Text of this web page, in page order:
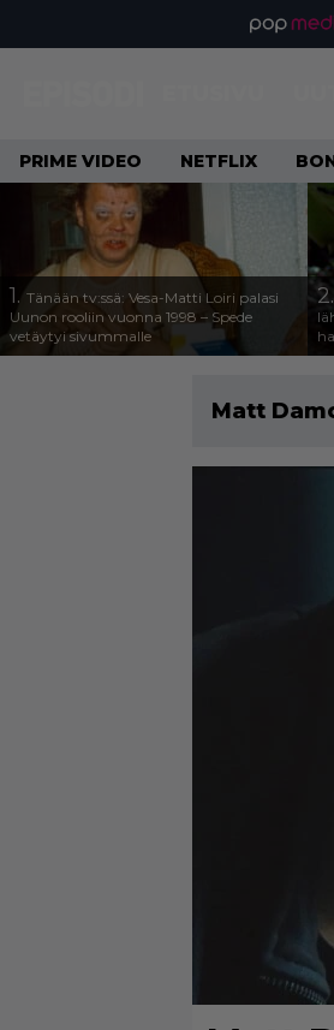
PRIME VIDEO NETFLIX
1. Tänään tv:ssä: Vesa-Matti Loiri palasi
Uunon rooliin vuonna 1998 – Spede
vetäytyi sivummalle
Matt